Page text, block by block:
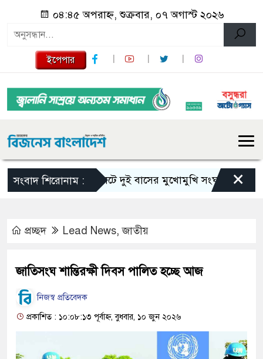
০৪:৪৫ অপরাহ্ন, শুক্রবার, ০৭ অগাস্ট ২০২৬
ইপেপার
সংবাদ শিরোনাম :সিলেটে দুই বাসের মুখোমুখি সংঘর্ষে নিহত বেড়ে ৯
×
প্রচ্ছদ Lead News,জাতীয়
জাতিসংঘ শান্তিরক্ষী দিবস পালিত হচ্ছে আজ
নিজস্ব প্রতিবেদক
প্রকাশিত : ১০:০৮:১৩ পূর্বাহ্ন, বুধবার, ১০ জুন ২০২৬